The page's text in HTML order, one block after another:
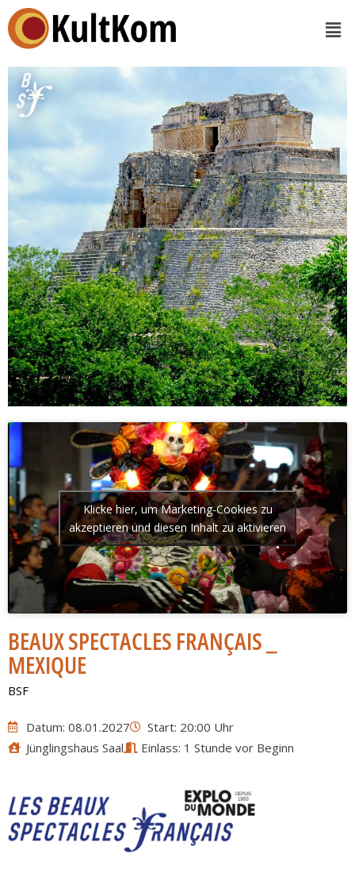
Klicke hier, um Marketing-Cookies zu
akzeptieren und diesen Inhalt zu aktivieren
BEAUX SPECTACLES FRANÇAIS _
MEXIQUE
BSF
Datum: 08.01.2027
Start: 20:00 Uhr
Jünglingshaus Saal
Einlass: 1 Stunde vor Beginn